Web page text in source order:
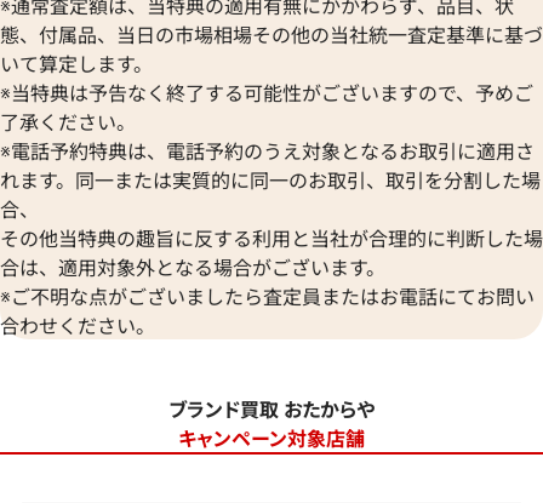
態、付属品、当日の市場相場その他の当社統一査定基準に基づ
いて算定します。
※当特典は予告なく終了する可能性がございますので、予めご
了承ください。
※電話予約特典は、電話予約のうえ対象となるお取引に適用さ
れます。同一または実質的に同一のお取引、取引を分割した場
合、
その他当特典の趣旨に反する利用と当社が合理的に判断した場
合は、適用対象外となる場合がございます。
※ご不明な点がございましたら査定員またはお電話にてお問い
合わせください。
ブランド買取 おたからや
キャンペーン対象店舗